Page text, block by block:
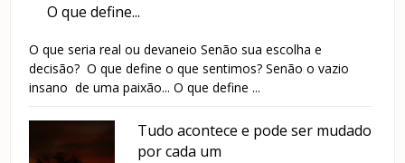
O que define...
O que seria real ou devaneio Senão sua escolha e
decisão? O que define o que sentimos? Senão o vazio
insano de uma paixão... O que define ...
Tudo acontece e pode ser mudado
por cada um